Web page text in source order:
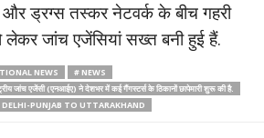
ड्रग्स तस्कर नेटवर्क के बीच गहरी
लेकर जांच एजेंसियां सख्त बनी हुई हैं.
NEWS
# NEWS
जांच एजेंसी (एनआईए) ने देशभर में कई गैंगस्टर्स के ठिकानों छापेमारी शुरू की है.
PUNJAB TO UTTARAKHAND